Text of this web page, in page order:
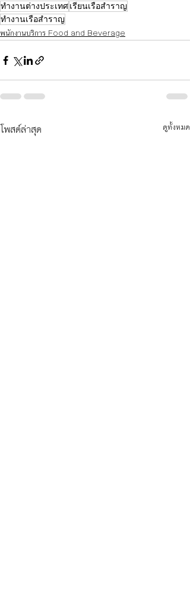
ทำงานต่างประเทศเรียนเรือสำราญ
ทำงานเรือสำราญ
พนักงานบริการ Food and Beverage
โพสต์ล่าสุด ดูทั้งหมด